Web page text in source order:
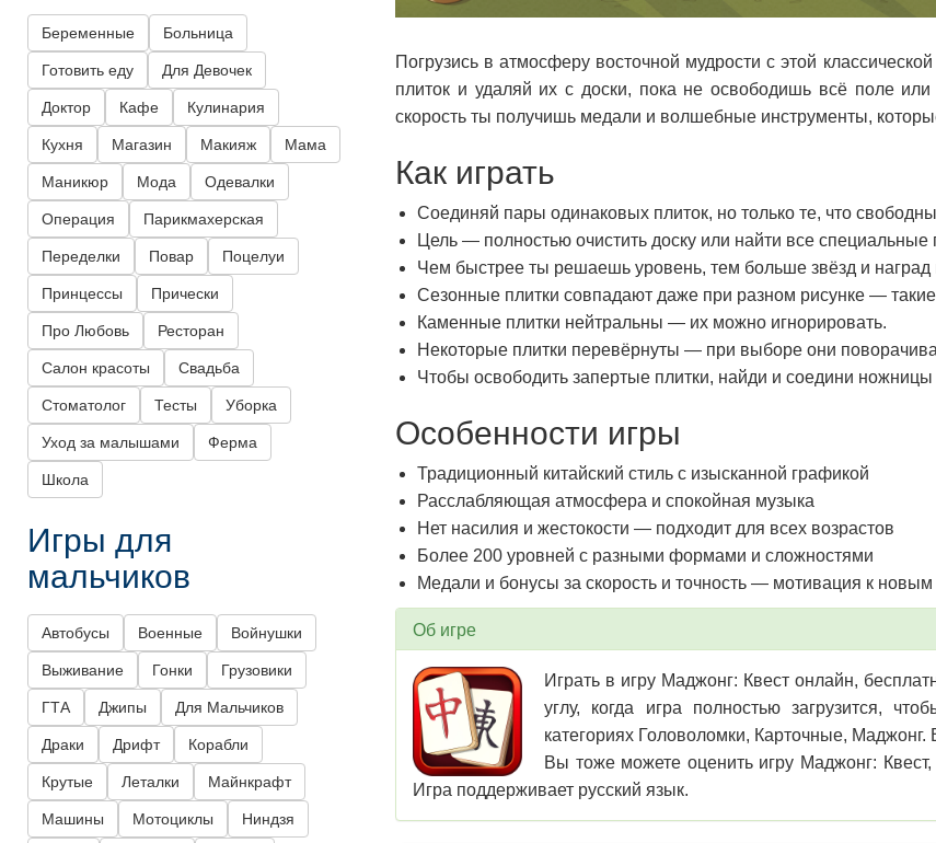
Погрузись в атмосферу восточной мудрости с этой
плиток и удаляй их с доски, пока не освободишь всё поле
скорость ты получишь медали и волшебные инструменты,
Как играть
Соединяй пары одинаковых плиток, но только те, что
Цель — полностью очистить доску или найти все специальные
Чем быстрее ты решаешь уровень, тем больше звёзд и наград
Сезонные плитки совпадают даже при разном рисунке —
Каменные плитки нейтральны — их можно игнорировать.
Некоторые плитки перевёрнуты — при выборе они
Чтобы освободить запертые плитки, найди и соедини
Особенности игры
Традиционный китайский стиль с изысканной графикой
Расслабляющая атмосфера и спокойная музыка
Нет насилия и жестокости — подходит для всех возрастов
Более 200 уровней с разными формами и сложностями
Медали и бонусы за скорость и точность — мотивация к
Об игре
Играть в игру Маджонг: Квест онлайн,
углу, когда игра полностью загрузится,
категориях Головоломки, Карточные,
Вы тоже можете оценить игру Маджонг:
Игра поддерживает русский язык.
Беременные Больница
Готовить еду Для Девочек
Доктор Кафе Кулинария
Кухня Магазин Макияж Мама
Маникюр Мода Одевалки
Операция Парикмахерская
Переделки Повар Поцелуи
Принцессы Прически
Про Любовь Ресторан
Салон красоты Свадьба
Стоматолог Тесты Уборка
Уход за малышами Ферма
Школа
Игры для
мальчиков
Автобусы Военные Войнушки
Выживание Гонки Грузовики
ГТА Джипы Для Мальчиков
Драки Дрифт Корабли
Крутые Леталки Майнкрафт
Машины Мотоциклы Ниндзя